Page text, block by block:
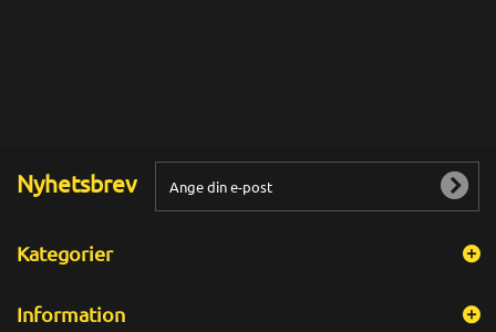
Nyhetsbrev
Kategorier
Information